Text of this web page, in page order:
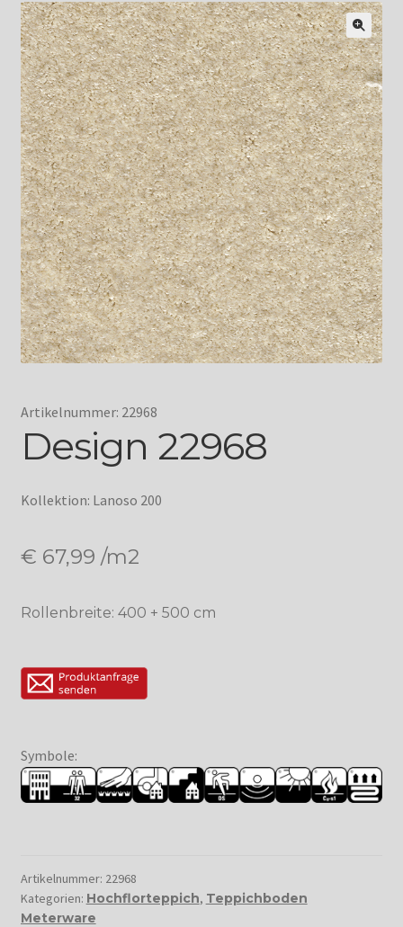
Artikelnummer: 22968
Design 22968
Kollektion: Lanoso 200
€ 67,99 /m2
Rollenbreite: 400 + 500 cm
Symbole:
Artikelnummer: 22968
Kategorien: Hochflorteppich, Teppichboden
Meterware